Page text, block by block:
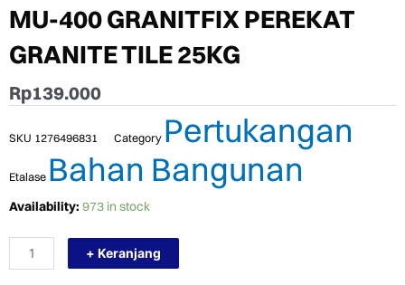
MU-400 GRANITFIX PEREKAT
GRANITE TILE 25KG
Rp139.000
SKU 1276496831 Category Pertukangan
Etalase Bahan Bangunan
Availability: 973 in stock
TERMURAH
UTAMA
MU-
400
+ Keranjang